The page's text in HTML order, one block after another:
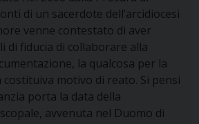
di un sacerdote dell’arcidiocesi
venne contestato di aver
di fiducia di collaborare alla
la qualcosa per la
motivo di reato. Si pensi
porta la data della
avvenuta nel Duomo di